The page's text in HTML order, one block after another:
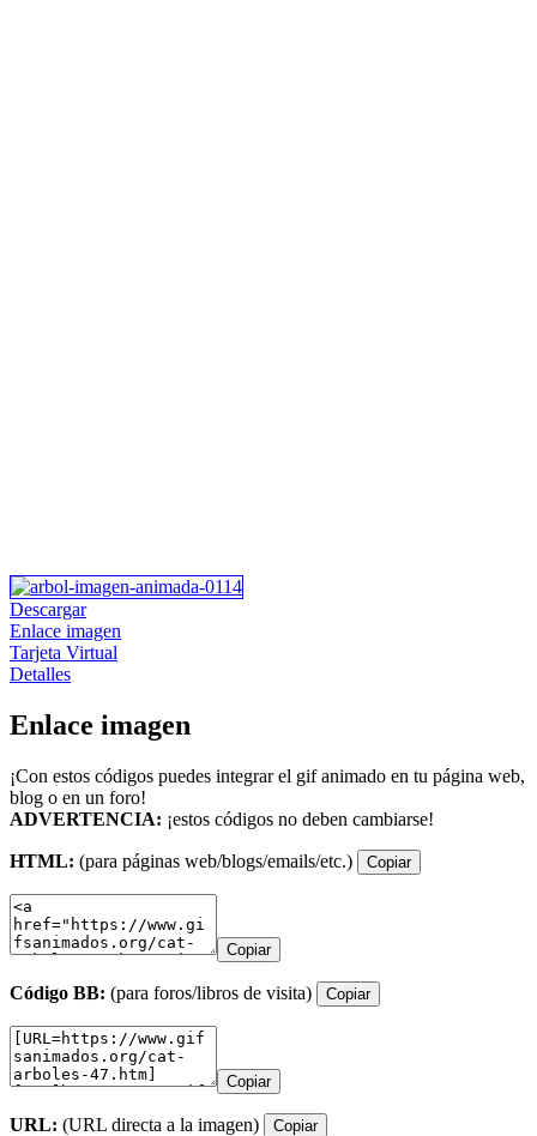
Descargar
Enlace imagen
Tarjeta Virtual
Detalles
Enlace imagen
¡Con estos códigos puedes integrar el gif animado en tu página web,
blog o en un foro!
ADVERTENCIA: ¡estos códigos no deben cambiarse!
HTML: (para páginas web/blogs/emails/etc.) Copiar
Copiar
Código BB: (para foros/libros de visita) Copiar
Copiar
URL: (URL directa a la imagen) Copiar